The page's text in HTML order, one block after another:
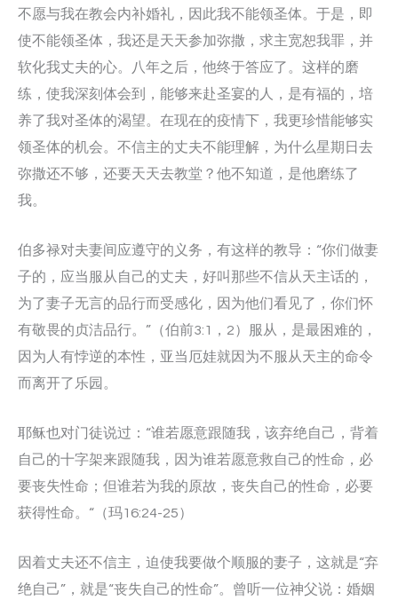
不愿与我在教会内补婚礼，因此我不能领圣体。于是，即
使不能领圣体，我还是天天参加弥撒，求主宽恕我罪，并
软化我丈夫的心。八年之后，他终于答应了。这样的磨
练，使我深刻体会到，能够来赴圣宴的人，是有福的，培
养了我对圣体的渴望。在现在的疫情下，我更珍惜能够实
领圣体的机会。不信主的丈夫不能理解，为什么星期日去
弥撒还不够，还要天天去教堂？他不知道，是他磨练了
我。
伯多禄对夫妻间应遵守的义务，有这样的教导：“你们做妻
子的，应当服从自己的丈夫，好叫那些不信从天主话的，
为了妻子无言的品行而受感化，因为他们看见了，你们怀
有敬畏的贞洁品行。”（伯前3:1，2）服从，是最困难的，
因为人有悖逆的本性，亚当厄娃就因为不服从天主的命令
而离开了乐园。
耶稣也对门徒说过：“谁若愿意跟随我，该弃绝自己，背着
自己的十字架来跟随我，因为谁若愿意救自己的性命，必
要丧失性命；但谁若为我的原故，丧失自己的性命，必要
获得性命。“（玛16:24-25）
因着丈夫还不信主，迫使我要做个顺服的妻子，这就是“弃
绝自己”，就是“丧失自己的性命”。曾听一位神父说：婚姻